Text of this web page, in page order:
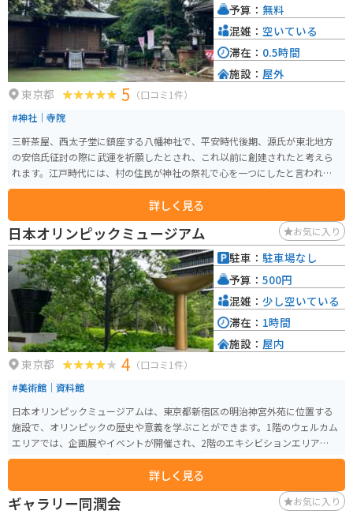
東京都 5 （口コミ1件）
#神社｜寺院
三軒茶屋、西太子堂に鎮座する八幡神社で、平安時代後期、源氏が東北地方
の安倍氏征討の際に武運を祈願したとされ、これ以前に創建されたと考えら
れます。江戸時代には、村の住民が神社の祭礼で心を一つにしたと言われ、
その伝統は現在まで受け継がれています。神社では、毎月特定の御朱印が授
与され、独特のデザインで人気です。特に例祭が盛大に行われ、地域の住民
にとっても重要な役割を果たしています。
詳しく見る
予算： 無料
混雑： 空いている
滞在： 0.5時間
施設： 屋外
日本オリンピックミュージアム お気に入り
東京都 4 （口コミ1件）
#美術館｜資料館
日本オリンピックミュージアムは、東京都新宿区の明治神宮外苑に位置する
施設で、オリンピックの歴史や意義を学ぶことができます。1階のウェルカム
エリアでは、企画展やイベントが開催され、2階のエキシビションエリアで
は、オリンピックの起源や歴史を五感で体験することができます。特に「オ
リンピックゲームス」コーナーでは、オリンピアンの身体能力を実感できる
インタラクティブな展示が人気です。 また、貴重なオリンピック資料や映像
が多数展示されており、オリンピックの精神や競技の裏側を知ることができ
詳しく見る
駐車： 駐車場なし
予算： 500円
混雑： 少し空いている
滞在： 1時間
施設： 屋内
ギャラリー同潤会 お気に入り